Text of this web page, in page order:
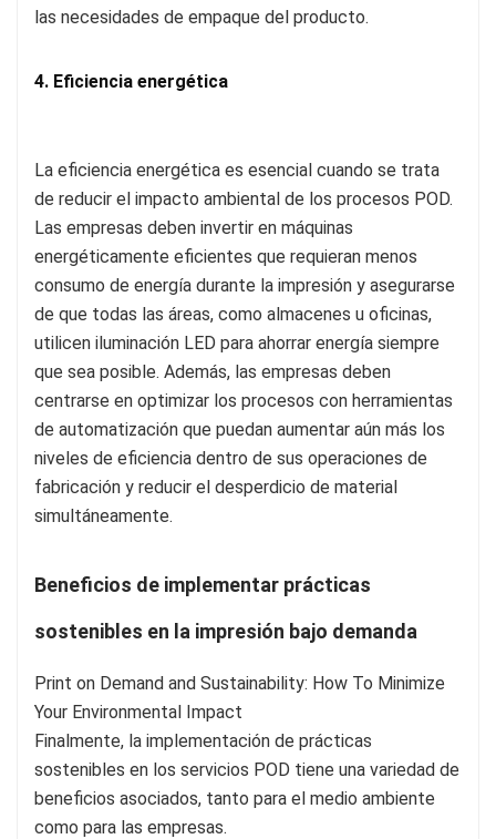
las necesidades de empaque del producto.
4. Eficiencia energética
La eficiencia energética es esencial cuando se trata
de reducir el impacto ambiental de los procesos POD.
Las empresas deben invertir en máquinas
energéticamente eficientes que requieran menos
consumo de energía durante la impresión y asegurarse
de que todas las áreas, como almacenes u oficinas,
utilicen iluminación LED para ahorrar energía siempre
que sea posible. Además, las empresas deben
centrarse en optimizar los procesos con herramientas
de automatización que puedan aumentar aún más los
niveles de eficiencia dentro de sus operaciones de
fabricación y reducir el desperdicio de material
simultáneamente.
Beneficios de implementar prácticas
sostenibles en la impresión bajo demanda
Finalmente, la implementación de prácticas
sostenibles en los servicios POD tiene una variedad de
beneficios asociados, tanto para el medio ambiente
como para las empresas.